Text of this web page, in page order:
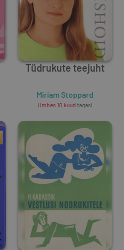
Tüdrukute teejuht
Miriam Stoppard
Umbes 10 kuud tagasi